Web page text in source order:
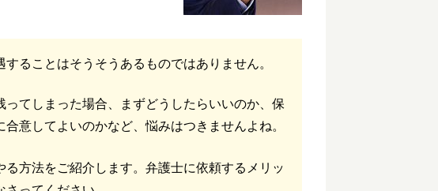
ることはそうそうあるものではありません。
ってしまった場合、まずどうしたらいいのか、保
意してよいのかなど、悩みはつきませんよね。
方法をご紹介します。弁護士に依頼するメリッ